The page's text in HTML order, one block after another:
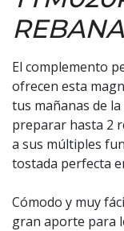
El complemento
ofrecen esta
tus mañanas de
preparar hasta 2
a sus múltiples
tostada perfecta
Cómodo y muy
gran aporte para